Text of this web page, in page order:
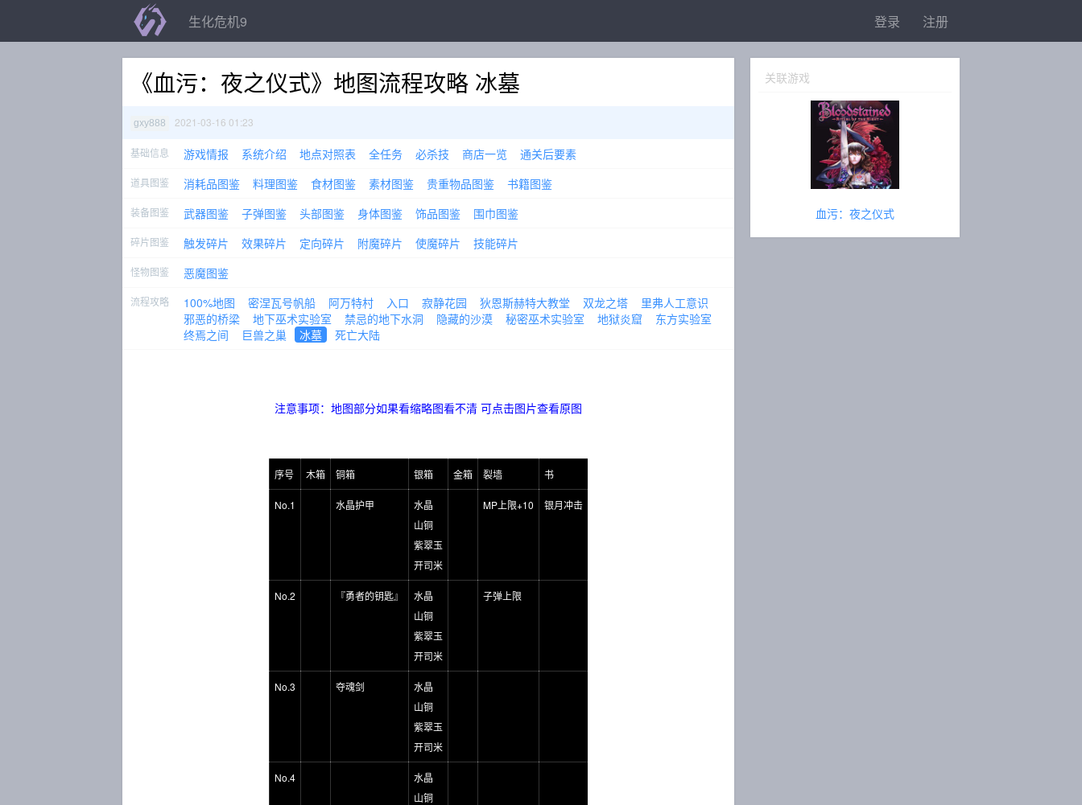
登录 注册
生化危机9
《血污：夜之仪式》地图流程攻略 冰墓
gxy888 2021-03-16 01:23
基础信息 游戏情报 系统介绍 地点对照表 全任务 必杀技 商店一览 通关后要素
道具图鉴 消耗品图鉴 料理图鉴 食材图鉴 素材图鉴 贵重物品图鉴 书籍图鉴
装备图鉴 武器图鉴 子弹图鉴 头部图鉴 身体图鉴 饰品图鉴 围巾图鉴
碎片图鉴 触发碎片 效果碎片 定向碎片 附魔碎片 使魔碎片 技能碎片
怪物图鉴 恶魔图鉴
流程攻略 100%地图 密涅瓦号帆船 阿万特村 入口 寂静花园 狄恩斯赫特大教堂 双龙之塔
里弗人工意识
邪恶的桥梁
地下巫术实验室 禁忌的地下水洞 隐藏的沙漠 秘密巫术实验室 地狱炎窟
东方实验室
终焉之间
巨兽之巢 冰墓 死亡大陆
注意事项：地图部分如果看缩略图看不清 可点击图片查看原图
序号 木箱 铜箱 银箱 金箱 裂墙 书
No.1 水晶护甲
水晶
山铜
紫翠玉
开司米
MP上限+10 银月冲击
No.2 『勇者的钥匙』
水晶
山铜
紫翠玉
开司米
子弹上限
No.3 夺魂剑
水晶
山铜
紫翠玉
开司米
No.4
水晶
山铜
关联游戏
血污：夜之仪式